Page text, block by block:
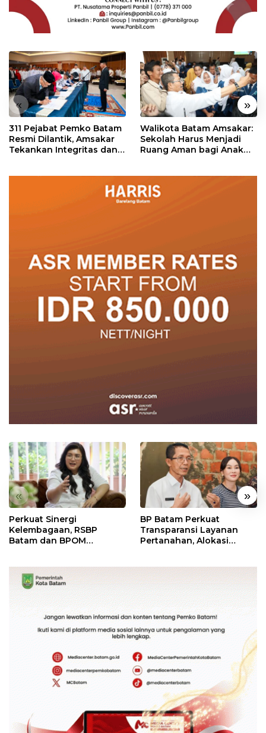
« »
311 Pejabat Pemko Batam
Resmi Dilantik, Amsakar
Tekankan Integritas dan
Walikota Batam Amsakar:
Sekolah Harus Menjadi
Ruang Aman bagi Anak
« »
Perkuat Sinergi
Kelembagaan, RSBP
Batam dan BPOM
BP Batam Perkuat
Transparansi Layanan
Pertanahan, Alokasi